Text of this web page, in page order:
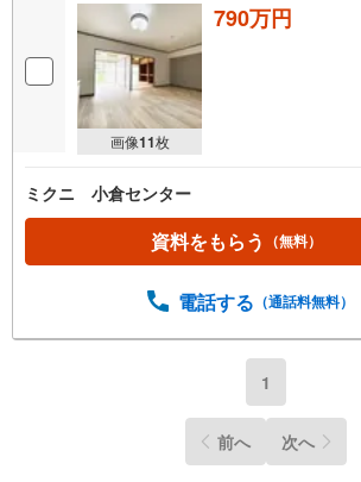
画像11枚
790万円
ミクニ 小倉センター
資料をもらう （無料）
電話する （通話料無料）
1
前へ 次へ